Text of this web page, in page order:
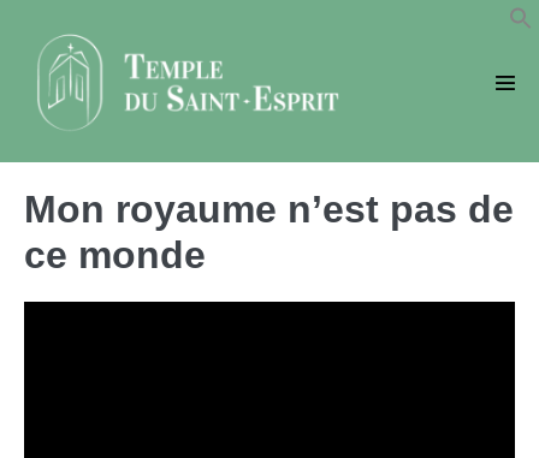
contenu
Mon royaume n’est pas de
ce monde